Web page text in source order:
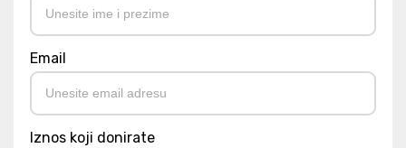
Email
Iznos koji donirate